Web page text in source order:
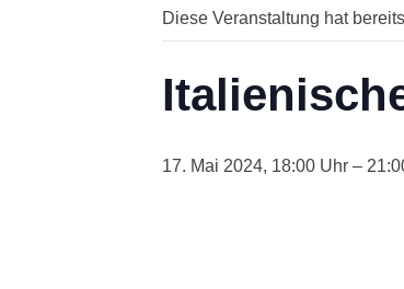
Diese Veranstaltung hat
17. Mai 2024, 18:00 –